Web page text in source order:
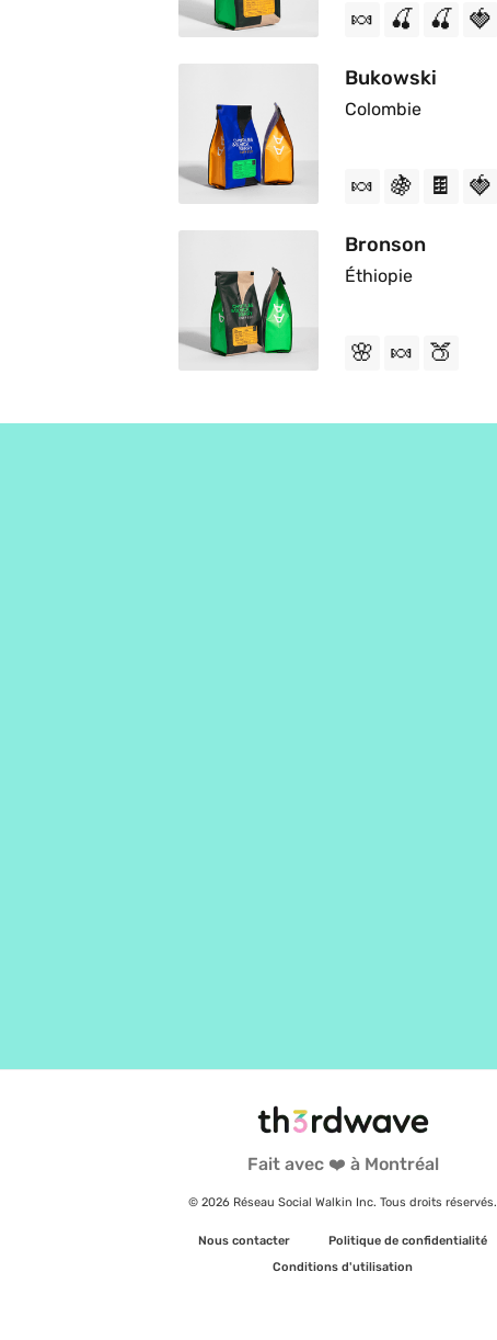
🍬 🍒 🍒 🍓
Bukowski
Colombie
🍬 🍇 🍫 🍓
Bronson
Éthiopie
🌸 🍬 🍑
Fait avec ❤️ à Montréal
© 2026 Réseau Social Walkin Inc. Tous droits réservés.
Nous contacter
Politique de confidentialité
Conditions d'utilisation